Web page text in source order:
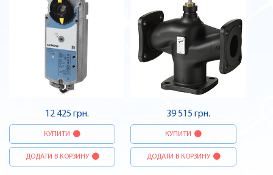
12 425 грн.
КУПИТИ
ДОДАТИ В КОРЗИНУ
39 515 грн.
КУПИТИ
ДОДАТИ В КОРЗИНУ